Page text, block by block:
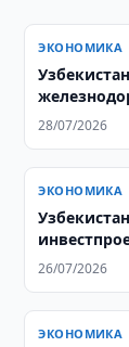
ЭКОНОМИКА
28/07/2026
ЭКОНОМИКА
26/07/2026
ЭКОНОМИКА